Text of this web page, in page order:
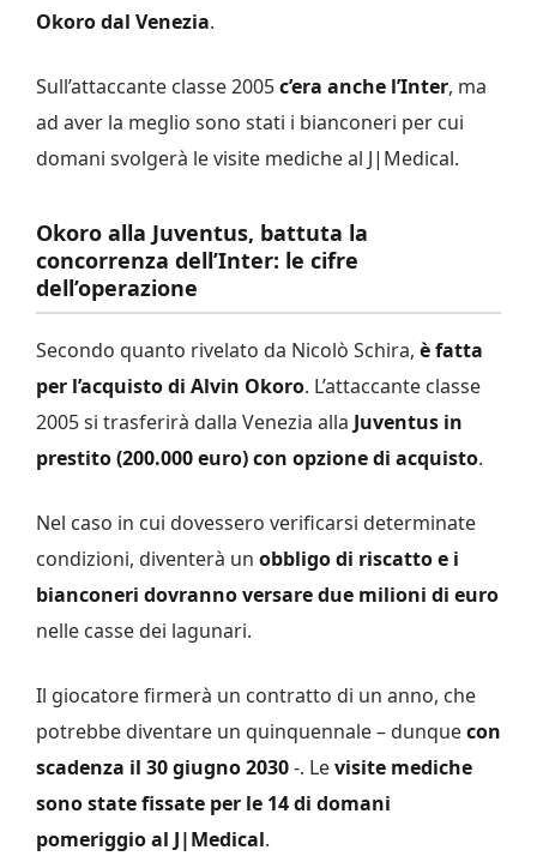
Okoro dal Venezia.
Sull’attaccante classe 2005c’era anche l’Inter, ma
ad aver la meglio sono stati i bianconeri per cui
domani svolgerà le visite mediche al J|Medical.
Okoro alla Juventus, battuta la
concorrenza dell’Inter: le cifre
dell’operazione
Secondo quanto rivelato da Nicolò Schira, è fatta
per l’acquisto di Alvin Okoro. L’attaccante classe
2005 si trasferirà dalla Venezia alla Juventus in
prestito (200.000 euro) con opzione di acquisto.
Nel caso in cui dovessero verificarsi determinate
condizioni, diventerà un obbligo di riscatto e i
bianconeri dovranno versare due milioni di euro
nelle casse dei lagunari.
Il giocatore firmerà un contratto di un anno, che
potrebbe diventare un quinquennale – dunquecon
scadenza il 30 giugno 2030-. Levisite mediche
sono state fissate per le 14 di domani
pomeriggio al J|Medical.